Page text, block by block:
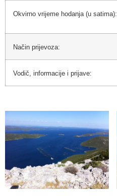
Okvirno vrijeme hodanja (u satima):
Način prijevoza:
Vodič, informacije i prijave: